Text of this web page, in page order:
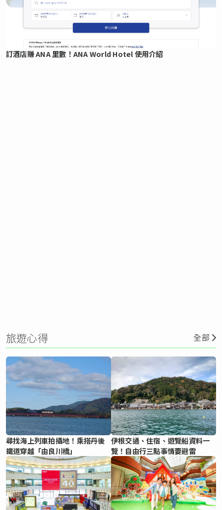
訂酒店賺 ANA 里數！ANA World Hotel 使用介紹
旅遊心得 全部
尋找海上列車拍攝地！乘搭丹後
鐵道穿越「由良川橋」
伊根交通、住宿、遊覽船資料一
覽！自由行三點事情要避雷